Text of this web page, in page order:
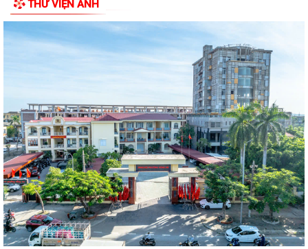
UỶ BAN NHÂN DÂN PHƯỜNG HỒNG AN LÀM VIỆC VỚI MỘT SỐ DOANH
NGHIỆP TRÊN ĐỊA BÀN VỀ VIỆC THỰC HIỆN CHỈ...
PHƯỜNG HỒNG AN: ĐƯA CÔNG NGHỆ SỐ ĐẾN TẬN TAY NGƯỜI DÂN
TẠI 16 TỔ DÂN PHỐ – HƯỚNG TỚI CHÍNH QUYỀN SỐ...
PHƯỜNG HỒNG AN ĐẨY MẠNH TUYÊN TRUYỀN, HƯỞNG ỨNG GIẢI BÁO
CHÍ TOÀN QUỐC VỀ XÂY DỰNG ĐẢNG (GIẢI BÚA...
ĐOÀN GIÁM SÁT CỦA UỶ BAN MTTQ VIỆT NAM THÀNH PHỐ GIÁM
SÁT VIỆC THỰC HIỆN GIẢI QUYẾT THỦ TỤC HÀNH...
PHƯỜNG HỒNG AN ĐẨY MẠNH TUYÊN TRUYỀN NGHỊ QUYẾT SỐ 06-
NQ/TW VÀ NGHỊ QUYẾT SỐ 10-NQ/TW CỦA BỘ CHÍNH...
Đảng ủy - HĐND - UBND - UBMTTQ Việt Nam phường Hồng An thăm và
tặng quà các gia đình chính sách...
THƯ VIỆN ẢNH